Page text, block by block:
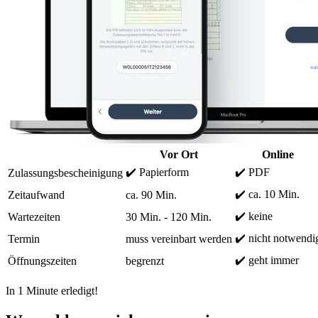
Vor Ort
Online
Zulassungsbescheinigung ✔️ Papierform
✔️ PDF
Zeitaufwand
ca. 90 Min.
✔️ ca. 10 Min.
Wartezeiten
30 Min. - 120 Min.
✔️ keine
Termin
muss vereinbart werden ✔️ nicht
Öffnungszeiten
begrenzt ✔️ geht immer
In 1 Minute erledigt!